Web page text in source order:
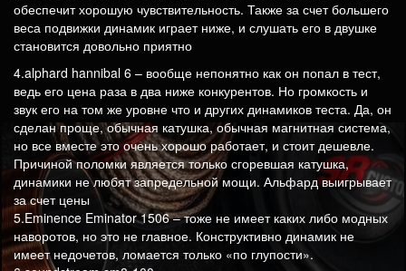
обеспечит хорошую чувствительность. Также за счет большего
веса подвижки динамик играет ниже, и слушать его в двушке
становится довольно приятно
4.alphard hannibal 6 – вообще непонятно как он попал в тест,
ведь его цена раза в два ниже конкурентов. Но громкость и
звук его на том же уровне что и других динамиков теста. Да, он
сделан проще, обычная катушка, обычная магнитная система,
но все вместе это очень хорошо работает, и стоит дешевле.
Причиной поломки является только сгоревшая катушка,
динамики не любят запредельной мощи. Альфард выигрывает
за счет цены
5.Eminence Eminator 1506 – тоже не имеет каких либо модных
наворотов, но это не главное. Конструктивно динамик не
имеет недочетов, ломается только «по глупости».